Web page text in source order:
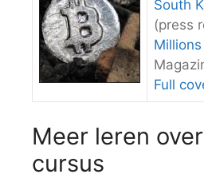
South
(press
Full
Meer leren
cursus